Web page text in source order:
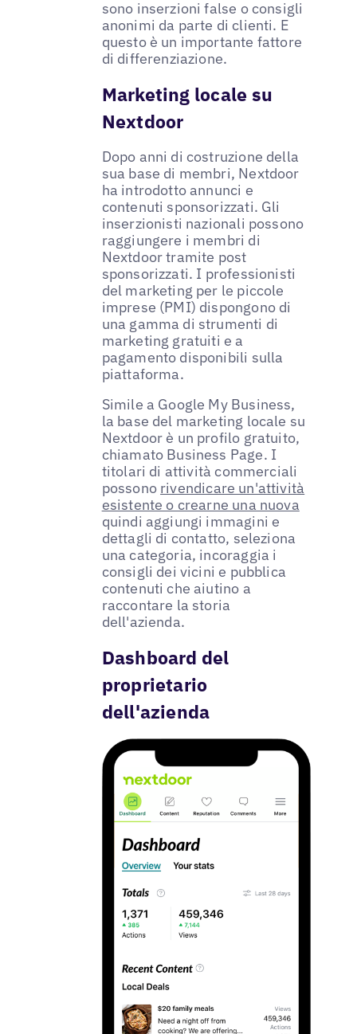
sono inserzioni false o consigli
anonimi da parte di clienti. E
questo è un importante fattore
di differenziazione.
Marketing locale su
Nextdoor
Dopo anni di costruzione della
sua base di membri, Nextdoor
ha introdotto annunci e
contenuti sponsorizzati. Gli
inserzionisti nazionali possono
raggiungere i membri di
Nextdoor tramite post
sponsorizzati. I professionisti
del marketing per le piccole
imprese (PMI) dispongono di
una gamma di strumenti di
marketing gratuiti e a
pagamento disponibili sulla
piattaforma.
Simile a Google My Business,
la base del marketing locale su
Nextdoor è un profilo gratuito,
chiamato Business Page. I
titolari di attività commerciali
possono rivendicare un'attività
esistente o crearne una nuova
quindi aggiungi immagini e
dettagli di contatto, seleziona
una categoria, incoraggia i
consigli dei vicini e pubblica
contenuti che aiutino a
raccontare la storia
dell'azienda.
Dashboard del
proprietario
dell'azienda